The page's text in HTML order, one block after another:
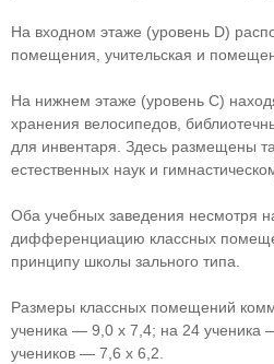
На входном этаже (уровень D)
помещения, учительская и
На нижнем этаже (уровень С)
хранения велосипедов,
для инвентаря. Здесь размещены
естественных наук и
Оба учебных заведения несмотря
дифференциацию классных
принципу школы зального типа.
Размеры классных помещений
ученика — 9,0 х 7,4; на 24 ученика
учеников — 7,6 х 6,2.